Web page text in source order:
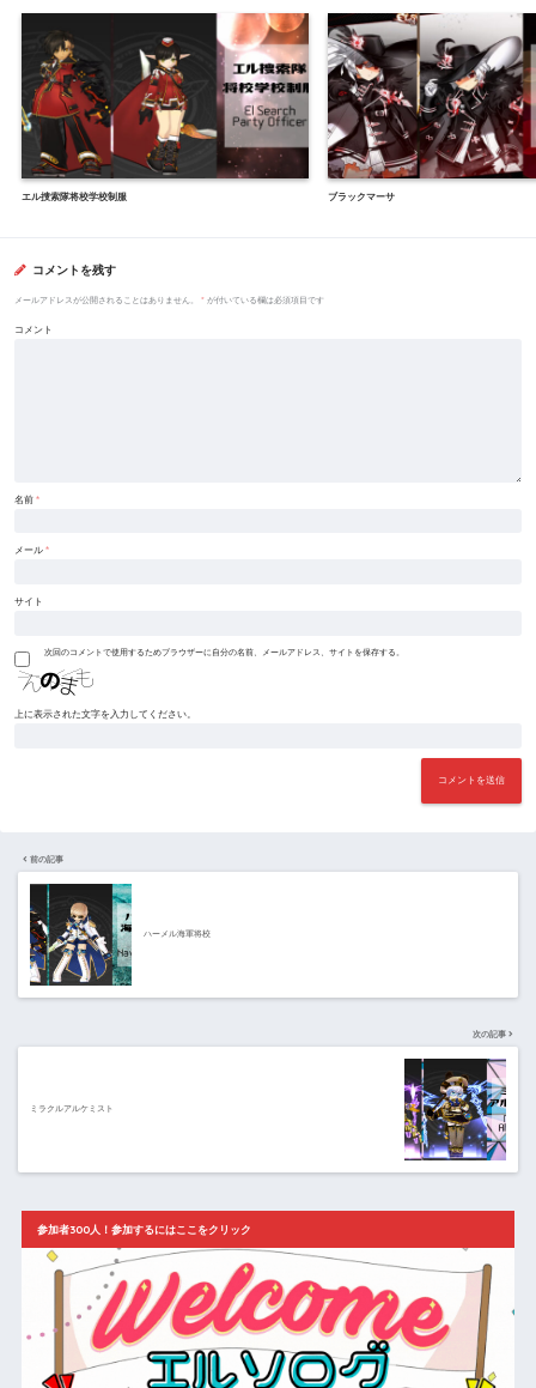
エル捜索隊将校学校制服 ブラックマーサ
コメントを残す
メールアドレスが公開されることはありません。 * が付いている欄は必須項目です
コメント
名前 *
メール *
サイト
次回のコメントで使用するためブラウザーに自分の名前、メールアドレス、サイトを保存する。
上に表示された文字を入力してください。
前の記事
ハーメル海軍将校
次の記事
ミラクルアルケミスト
参加者300人！参加するにはここをクリック